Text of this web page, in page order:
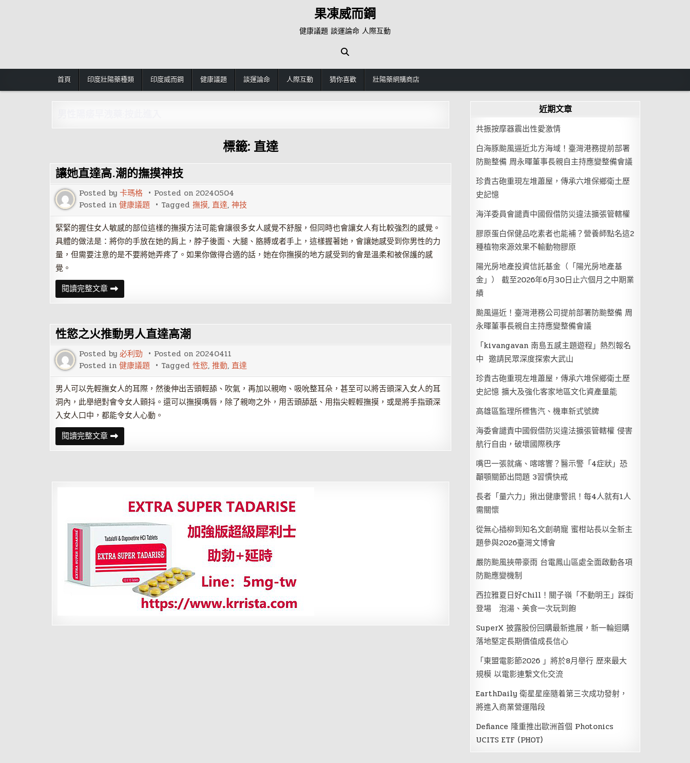
果凍威而鋼
健康議題 談運論命 人際互動
首頁 印度壯陽藥種類 印度威而鋼 健康議題 談運論命 人際互動 猜你喜歡 壯陽藥網購商店
標籤: 直達
讓她直達高.潮的撫摸神技
Posted by 卡瑪格 Posted on 20240504
Posted in 健康議題 Tagged 撫摸, 直達, 神技
緊緊的握住女人敏感的部位這樣的撫摸方法可能會讓很多女人感覺不舒服，但同時也會讓女人有比較強烈的感覺。
具體的做法是：將你的手放在她的肩上，脖子後面、大腿、胳膊或者手上，這樣握著她，會讓她感受到你男性的力
量，但需要注意的是不要將她弄疼了。如果你做得合適的話，她在你撫摸的地方感受到的會是溫柔和被保護的感
覺。
閱讀完整文章讓
她
直
潮
的
撫
摸
神
技
性慾之火推動男人直達高潮
Posted by 必利勁 Posted on 20240411
Posted in 健康議題 Tagged 性慾, 推動, 直達
男人可以先輕撫女人的耳際，然後伸出舌頭輕舔、吹氣，再加以親吻、吸吮整耳朵，甚至可以將舌頭深入女人的耳
洞內，此舉絕對會令女人顫抖。還可以撫摸嘴唇，除了親吻之外，用舌頭舔舐、用指尖輕輕撫摸，或是將手指頭深
入女人口中，都能令女人心動。
閱讀完整文章性
慾
之
男
潮
近期文章
共振按摩器震出性愛激情
白海豚颱風逼近北方海域！臺灣港務提前部署
防颱整備 周永暉董事長親自主持應變整備會議
珍貴古砲重現左堆蕭屋，傳承六堆保鄉衛土歷
史記憶
海洋委員會譴責中國假借防災違法擴張管轄權
膠原蛋白保健品吃素者也能補？營養師點名這2
種植物來源效果不輸動物膠原
陽光房地產投資信託基金（「陽光房地產基
金」） 截至2026年6月30日止六個月之中期業
績
颱風逼近！臺灣港務公司提前部署防颱整備 周
永暉董事長親自主持應變整備會議
「kivangavan 南島五感主題遊程」熱烈報名
中 邀請民眾深度探索大武山
珍貴古砲重現左堆蕭屋，傳承六堆保鄉衛土歷
史記憶 擴大及強化客家地區文化資產量能
高雄區監理所標售汽、機車新式號牌
海委會譴責中國假借防災違法擴張管轄權 侵害
航行自由，破壞國際秩序
嘴巴一張就痛、喀喀響？醫示警「4症狀」恐
顳顎關節出問題 3習慣快戒
長者「量六力」揪出健康警訊！每4人就有1人
需關懷
從無心插柳到知名文創萌寵 蜜柑站長以全新主
題參與2026臺灣文博會
嚴防颱風挾帶豪雨 台電鳳山區處全面啟動各項
防颱應變機制
西拉雅夏日好Chill！關子嶺「不動明王」踩街
登場 泡湯、美食一次玩到飽
SuperX 披露股份回購最新進展，新一輪迴購
落地堅定長期價值成長信心
「東盟電影節2026 」將於8月舉行 歷來最大
規模 以電影連繫文化交流
EarthDaily 衛星星座隨着第三次成功發射，
將進入商業營運階段
Defiance 隆重推出歐洲首個 Photonics
UCITS ETF (PHOT)